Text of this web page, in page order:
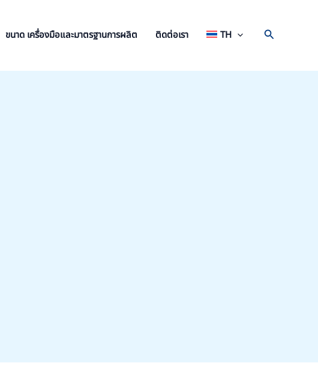
ขนาด เครื่องมือและมาตรฐานการผลิต ติดต่อเรา TH Search